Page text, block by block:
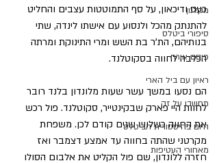
מקלנון
סיפורי ביטלס
פוסט אורח
ראיון עם ביל הארי
תחשבו על זה
היום בהיסטורית הביטלס
מאחורי העטיפות
כעס ודיכאון, על סף התמוטטות עצבים והחליט
להתנתק מהכל ולנסוע עם אישתו לינדה, שתי
בנותיהם, הת'ר בת השש ומרי התינוקת ומרתה
הכלבה לחווה בסקוטלנד.
הם נסעו במשך עשר שעות מלונדון בלנד רובר
לחוות היי פארק שבקינטייר, סקוטלנד. פול רכש
את החווה כשלוש שנים קודם לכן. משפחת
מקרטני שהתה בחווה עד אמצע דצמבר ואז
חזרה ללונדון, שם פול הקליט את אלבום הסולו